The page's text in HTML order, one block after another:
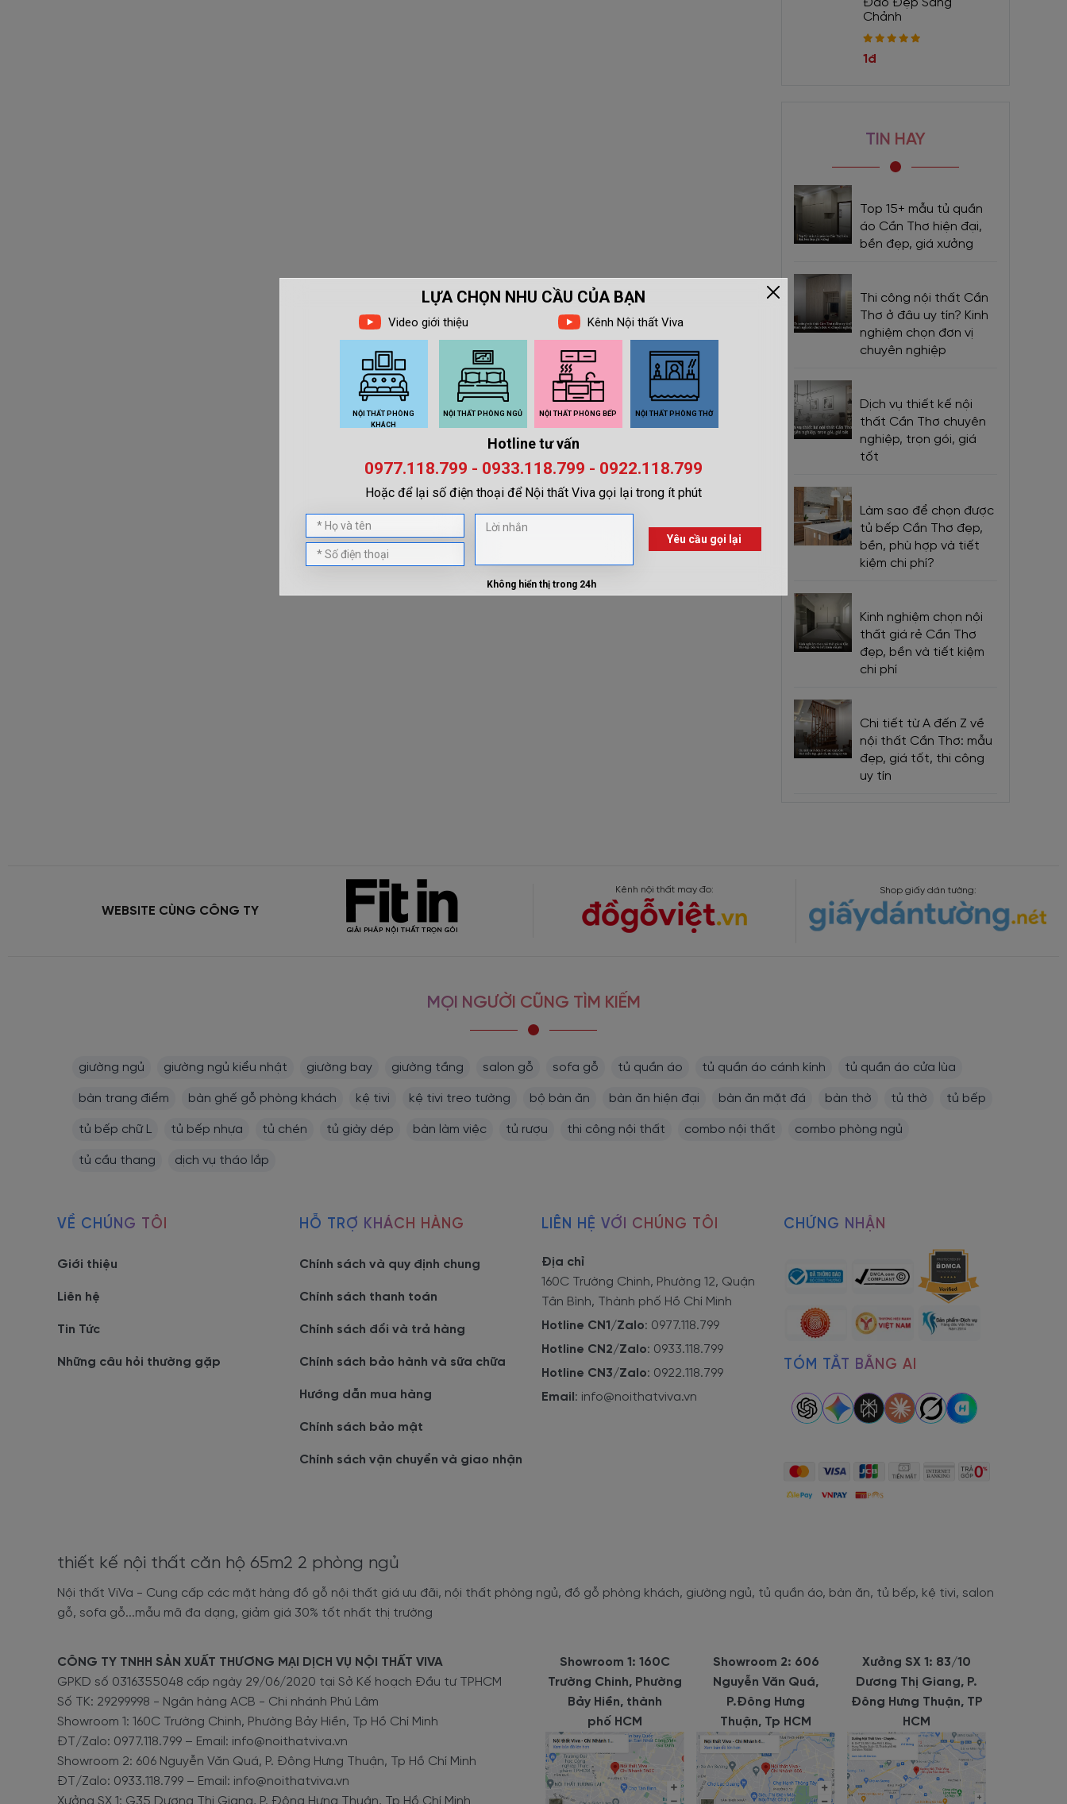
Đảo Đẹp Sang
Chảnh
1đ
TIN HAY
Top 15+ mẫu tủ quần
áo Cần Thơ hiện đại,
bền đẹp, giá xưởng
Thi công nội thất Cần
Thơ ở đâu uy tín? Kinh
nghiệm chọn đơn vị
chuyên nghiệp
Dịch vụ thiết kế nội
thất Cần Thơ chuyên
nghiệp, trọn gói, giá
tốt
Làm sao để chọn được
tủ bếp Cần Thơ đẹp,
bền, phù hợp và tiết
kiệm chi phí?
Kinh nghiệm chọn nội
thất giá rẻ Cần Thơ
đẹp, bền và tiết kiệm
chi phí
Chi tiết từ A đến Z về
nội thất Cần Thơ: mẫu
đẹp, giá tốt, thi công
uy tín
WEBSITE CÙNG CÔNG TY
Kênh nội thất may đo: Shop giấy dán tường:
MỌI NGƯỜI CŨNG TÌM KIẾM
giường ngủ giường ngủ kiểu nhật giường bay giường tầng salon gỗ sofa gỗ tủ quần áo tủ quần áo cánh kính tủ quần áo cửa lùa
bàn trang điểm bàn ghế gỗ phòng khách kệ tivi kệ tivi treo tường bộ bàn ăn bàn ăn hiện đại bàn ăn mặt đá bàn thờ tủ thờ tủ bếp
tủ bếp chữ L tủ bếp nhựa tủ chén tủ giày dép bàn làm việc tủ rượu thi công nội thất combo nội thất combo phòng ngủ
tủ cầu thang dịch vụ tháo lắp
thiết kế nội thất căn hộ 65m2 2 phòng ngủ
Nội thất ViVa - Cung cấp các mặt hàng đồ gỗ nội thất giá ưu đãi, nội thất phòng ngủ, đồ gỗ phòng khách, giường ngủ, tủ quần áo, bàn ăn, tủ bếp, kệ tivi, salon
gỗ, sofa gỗ...mẫu mã đa dạng, giảm giá 30% tốt nhất thị trường
VỀ CHÚNG TÔI
Giới thiệu
Liên hệ
Tin Tức
Những câu hỏi thường gặp
HỖ TRỢ KHÁCH HÀNG
Chính sách và quy định chung
Chính sách thanh toán
Chính sách đổi và trả hàng
Chính sách bảo hành và sữa chữa
Hướng dẫn mua hàng
Chính sách bảo mật
Chính sách vận chuyển và giao nhận
LIÊN HỆ VỚI CHÚNG TÔI
Địa chỉ
160C Trường Chinh, Phường 12, Quận
Tân Bình, Thành phố Hồ Chí Minh
Hotline CN1/Zalo: 0977.118.799
Hotline CN2/Zalo: 0933.118.799
Hotline CN3/Zalo: 0922.118.799
Email : info@noithatviva.vn
CHỨNG NHẬN
TÓM TẮT BẰNG AI
CÔNG TY TNHH SẢN XUẤT THƯƠNG MẠI DỊCH VỤ NỘI THẤT VIVA
GPKD số 0316355048 cấp ngày 29/06/2020 tại Sở Kế hoạch Đầu tư TPHCM
Số TK: 29299998 - Ngân hàng ACB - Chi nhánh Phú Lâm
Showroom 1: 160C Trường Chinh, Phường Bảy Hiền, Tp Hồ Chí Minh
ĐT/Zalo: 0977.118.799 – Email: info@noithatviva.vn
Showroom 2: 606 Nguyễn Văn Quá, P. Đông Hưng Thuận, Tp Hồ Chí Minh
ĐT/Zalo: 0933.118.799 – Email: info@noithatviva.vn
Xưởng SX 1: G35 Dương Thị Giang, P. Đông Hưng Thuận, Tp Hồ Chí Minh
Showroom 1: 160C
Trường Chinh, Phường
Bảy Hiền, thành
phố HCM
Showroom 2: 606
Nguyễn Văn Quá,
P.Đông Hưng
Thuận, Tp HCM
Xưởng SX 1: 83/10
Dương Thị Giang, P.
Đông Hưng Thuận, TP
HCM